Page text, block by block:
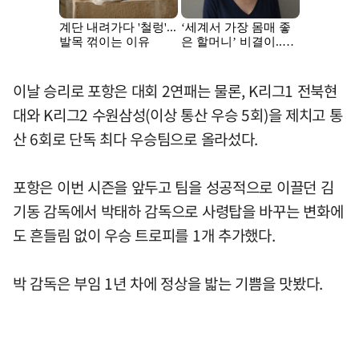
이날 승리로 포항은 대회 2연패는 물론, K리그1 전북현
대와 K리그2 수원삼성(이상 통산 우승 5회)을 제치고 통
산 6회로 단독 최다 우승팀으로 올라섰다.
포항은 이번 시즌을 앞두고 팀을 성공적으로 이끌던 김
기동 감독에서 박태하 감독으로 사령탑을 바꾸는 변화에
도 흔들림 없이 우승 트로피를 1개 추가했다.
박 감독은 부임 1년 차에 정상을 밟는 기쁨을 맛봤다.